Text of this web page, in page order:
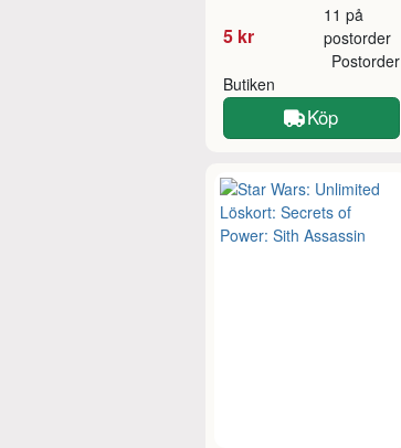
5 kr
11 på
postorder
Butiken
Postorder
Köp